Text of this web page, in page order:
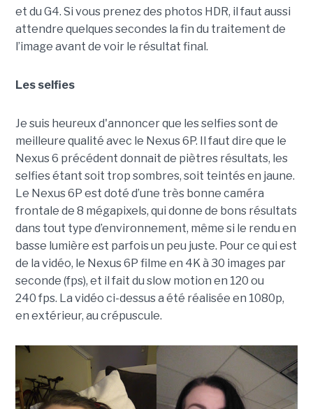
et du G4. Si vous prenez des photos HDR, il faut aussi
attendre quelques secondes la fin du traitement de
l’image avant de voir le résultat final.
Les selfies
Je suis heureux d'annoncer que les selfies sont de
meilleure qualité avec le Nexus 6P. Il faut dire que le
Nexus 6 précédent donnait de piètres résultats, les
selfies étant soit trop sombres, soit teintés en jaune.
Le Nexus 6P est doté d’une très bonne caméra
frontale de 8 mégapixels, qui donne de bons résultats
dans tout type d’environnement, même si le rendu en
basse lumière est parfois un peu juste. Pour ce qui est
de la vidéo, le Nexus 6P filme en 4K à 30 images par
seconde (fps), et il fait du slow motion en 120 ou
240 fps. La vidéo ci-dessus a été réalisée en 1080p,
en extérieur, au crépuscule.